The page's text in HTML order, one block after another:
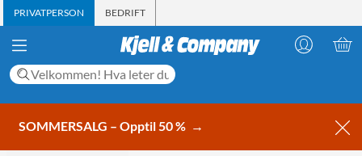
PRIVATPERSON BEDRIFT
SOMMERSALG – Opptil 50 % →